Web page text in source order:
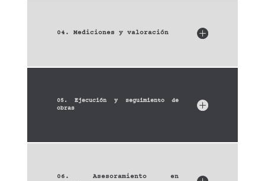
04. Mediciones y valoración
05. Ejecución y seguimiento de
obras
06. Asesoramiento en